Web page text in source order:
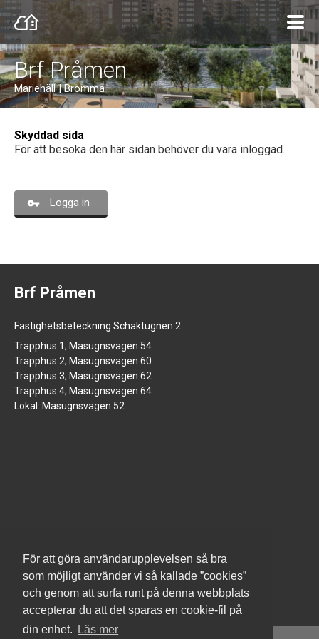
För att göra användarupplevelsen så bra
som möjligt använder vi så kallade ”cookies”
och genom att surfa runt på denna webbplats
accepterar du att det sparas en cookie-fil på
din enhet.
Läs mer
Brf Pråmen
Mariehäll | Bromma
Skyddad sida
För att besöka den här sidan behöver du vara inloggad.
Logga in
Brf Pråmen
Fastighetsbeteckning Schaktugnen 2
Trapphus 1; Masugnsvägen 54
Trapphus 2; Masugnsvägen 60
Trapphus 3; Masugnsvägen 62
Trapphus 4; Masugnsvägen 64
Lokal: Masugnsvägen 52
E-postadress till styrelsen: styrelsen@brfpramen.se